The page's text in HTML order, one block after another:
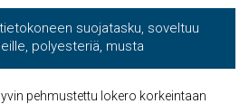
suojatasku, soveltuu
polyesteriä, musta
pehmustettu lokero korkeintaan